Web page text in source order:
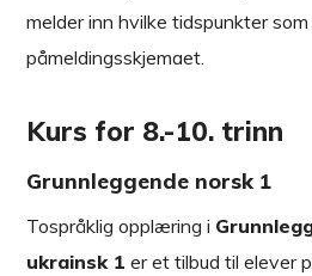
melder inn hvilke tidspunkter som
påmeldingsskjemaet.
Kurs for 8.-10. trinn
Grunnleggende norsk 1
Tospråklig opplæring i
ukrainsk 1 er et tilbud til elever